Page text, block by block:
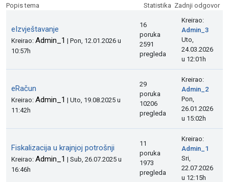
Popis tema Statistika Zadnji odgovor
eIzvještavanje
Kreirao: Admin_1 | Pon, 12.01.2026 u
10:57h
16
poruka
2591
pregleda
Kreirao:
Admin_3
Uto,
24.03.2026
u 12:01h
eRačun
Kreirao: Admin_1 | Uto, 19.08.2025 u
11:42h
29
poruka
10206
pregleda
Kreirao:
Admin_2
Pon,
26.01.2026
u 15:02h
Fiskalizacija u krajnjoj potrošnji
Kreirao: Admin_1 | Sub, 26.07.2025 u
16:46h
11
poruka
1973
pregleda
Kreirao:
Admin_1
Sri,
22.07.2026
u 12:15h